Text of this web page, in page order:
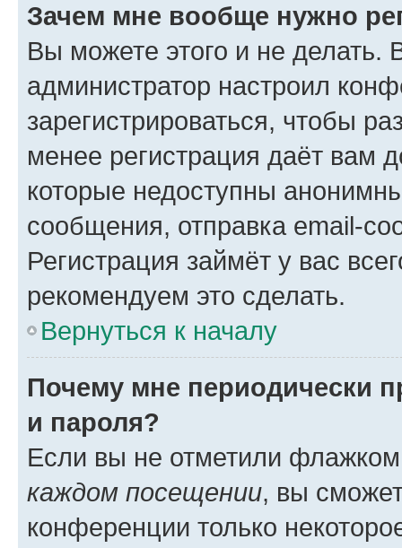
Зачем мне вообще нужно
Вы можете этого и не делать.
администратор настроил
зарегистрироваться, чтобы
менее регистрация даёт вам
которые недоступны
сообщения, отправка email-
Регистрация займёт у вас
рекомендуем это сделать.
Вернуться к началу
Почему мне периодически
и пароля?
Если вы не отметили
каждом посещении, вы
конференции только